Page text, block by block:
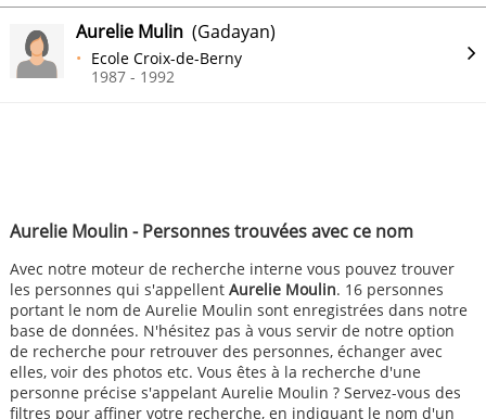
Aurelie Moulin - Personnes trouvées avec ce nom
Avec notre moteur de recherche interne vous pouvez trouver
les personnes qui s'appellent Aurelie Moulin. 16 personnes
portant le nom de Aurelie Moulin sont enregistrées dans notre
base de données. N'hésitez pas à vous servir de notre option
de recherche pour retrouver des personnes, échanger avec
elles, voir des photos etc. Vous êtes à la recherche d'une
personne précise s'appelant Aurelie Moulin ? Servez-vous des
filtres pour affiner votre recherche, en indiquant le nom d'un
Aurelie Mulin (Gadayan)
Ecole Croix-de-Berny
1987 - 1992